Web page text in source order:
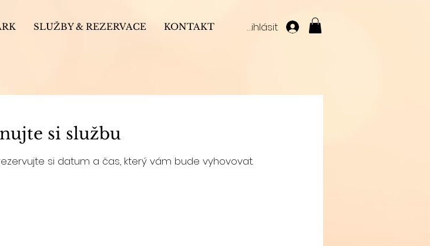
SLUŽBY & REZERVACE KONTAKT Přihlásit
si službu
si datum a čas, který vám bude vyhovovat.